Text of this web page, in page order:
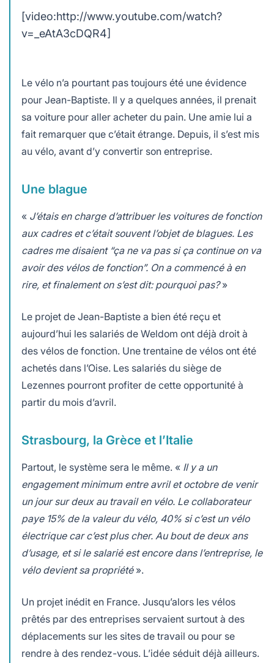
[video:http://www.youtube.com/watch?
v=_eAtA3cDQR4]
Le vélo n’a pourtant pas toujours été une évidence
pour Jean-Baptiste. Il y a quelques années, il prenait
sa voiture pour aller acheter du pain. Une amie lui a
fait remarquer que c’était étrange. Depuis, il s’est mis
au vélo, avant d’y convertir son entreprise.
Une blague
« J’étais en charge d’attribuer les voitures de fonction
aux cadres et c’était souvent l’objet de blagues. Les
cadres me disaient “ça ne va pas si ça continue on va
avoir des vélos de fonction”. On a commencé à en
rire, et finalement on s’est dit: pourquoi pas?»
Le projet de Jean-Baptiste a bien été reçu et
aujourd’hui les salariés de Weldom ont déjà droit à
des vélos de fonction. Une trentaine de vélos ont été
achetés dans l’Oise. Les salariés du siège de
Lezennes pourront profiter de cette opportunité à
partir du mois d’avril.
Strasbourg, la Grèce et l’Italie
Partout, le système sera le même. « Il y a un
engagement minimum entre avril et octobre de venir
un jour sur deux au travail en vélo. Le collaborateur
paye 15% de la valeur du vélo, 40% si c’est un vélo
électrique car c’est plus cher. Au bout de deux ans
d’usage, et si le salarié est encore dans l’entreprise, le
vélo devient sa propriété».
Un projet inédit en France. Jusqu’alors les vélos
prêtés par des entreprises servaient surtout à des
déplacements sur les sites de travail ou pour se
rendre à des rendez-vous. L’idée séduit déjà ailleurs.